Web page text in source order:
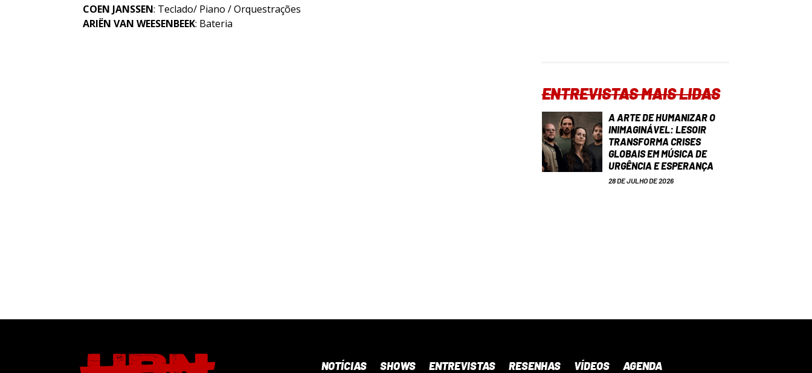
COEN JANSSEN: Teclado/ Piano / Orquestrações
ARIËN VAN WEESENBEEK: Bateria
ENTREVISTAS MAIS LIDAS
A ARTE DE HUMANIZAR O
INIMAGINÁVEL: LESOIR
TRANSFORMA CRISES
GLOBAIS EM MÚSICA DE
URGÊNCIA E ESPERANÇA
28 DE JULHO DE 2026
NOTÍCIAS SHOWS ENTREVISTAS RESENHAS VÍDEOS AGENDA